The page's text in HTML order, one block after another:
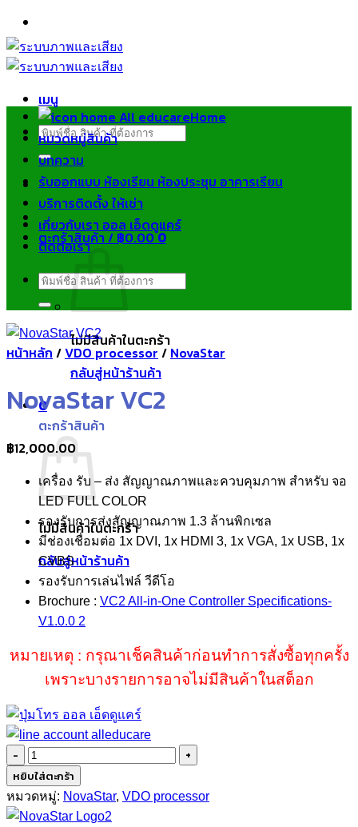
ข้าม
ไป
ยัง
เมนู
ค้นหา:
ตะกร้าสินค้า /฿0.000
ไม่มีสินค้าในตะกร้า
กลับสู่หน้าร้านค้า
0
ตะกร้าสินค้า
ไม่มีสินค้าในตะกร้า
กลับสู่หน้าร้านค้า
Home
หมวดหมู่สินค้า
บทความ
รับออกแบบ ห้องเรียน ห้องประชุม อาคารเรียน
บริการติดตั้ง ให้เช่า
เกี่ยวกับเรา ออล เอ็ดดูแคร์
ติดต่อเรา
ค้นหา:
หน้าหลัก /VDO processor / NovaStar
NovaStar VC2
฿12,000.00
เครื่อง รับ – ส่ง สัญญาณภาพและควบคุมภาพ สำหรับ จอ
LED FULL COLOR
รองรับการส่งสัญญาณภาพ 1.3 ล้านพิกเซล
มีช่องเชื่อมต่อ 1x DVI, 1x HDMI 3, 1x VGA, 1x USB, 1x
CVBS
รองรับการเล่นไฟล์ วีดีโอ
Brochure : VC2 All-in-One Controller Specifications-
V1.0.0 2
หมายเหตุ : กรุณาเช็คสินค้าก่อนทำการสั่งซื้อทุกครั้ง
เพราะบางรายการอาจไม่มีสินค้าในสต็อก
จำนวน
NovaStar
VC2
ชิ้น
หยิบใส่ตะกร้า
หมวดหมู่: NovaStar, VDO processor